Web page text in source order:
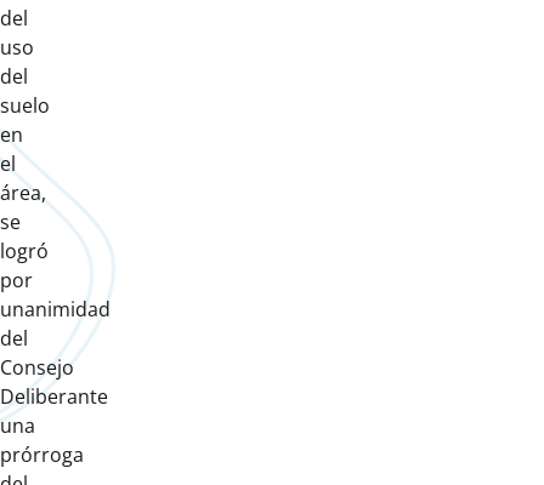
del
uso
del
suelo
en
el
área,
se
logró
por
unanimidad
del
Consejo
Deliberante
una
prórroga